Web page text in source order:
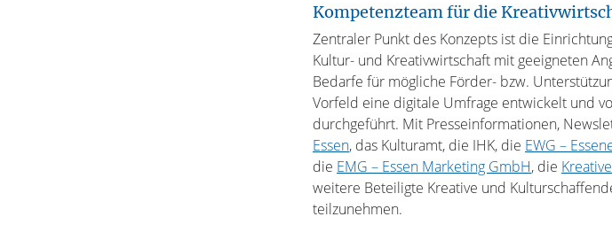
Kompetenzteam für die
Zentraler Punkt des Konzepts ist die
Kultur- und Kreativwirtschaft mit geeigneten
Bedarfe für mögliche Förder- bzw.
Vorfeld eine digitale Umfrage entwickelt und
durchgeführt. Mit Presseinformationen,
Essen, das Kulturamt, die IHK, die EWG –
die EMG – Essen Marketing GmbH, die
weitere Beteiligte Kreative und
teilzunehmen.